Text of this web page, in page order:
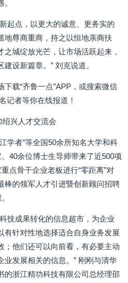
起点，以更大的诚意、更务实的
地尊商重商，持之以恒地亲商扶
城绽放光芒，让市场活跃起来，
设新篇章。” 刘克说道。
载“齐鲁一点”APP，或搜索微信
记者等你在线报道！
绍兴人才交流会
学者”等全国50余所知名大学和科
40余位博士生导师带来了近500项
点骨干企业老板进行“零距离”对
棒的领军人才引进暨创新顾问招聘
技成果转化的信息超市，为企业
有针对性地选择适合自身业务发展
；他们还可以向前看，有必要主动
业发展相关的信息。” 刚刚与清华
的浙江精功科技有限公司总经理邵